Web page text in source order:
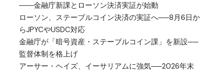
――金融庁新課とローソン決済実証が始動
ローソン、ステーブルコイン決済の実証へ──8月6日か
らJPYCやUSDC対応
金融庁が「暗号資産・ステーブルコイン課」を新設──
監督体制を格上げ
アーサー・ヘイズ、イーサリアムに強気──2026年末